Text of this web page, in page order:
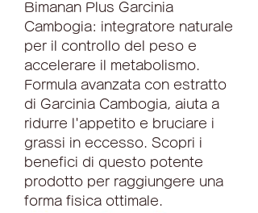
Bimanan Plus Garcinia
Cambogia: integratore naturale
per il controllo del peso e
accelerare il metabolismo.
Formula avanzata con estratto
di Garcinia Cambogia, aiuta a
ridurre l'appetito e bruciare i
grassi in eccesso. Scopri i
benefici di questo potente
prodotto per raggiungere una
forma fisica ottimale.